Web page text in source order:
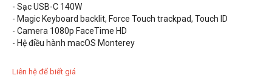
- SạcUSB-C 140W
- Magic Keyboard backlit, Force Touch trackpad, Touch ID
- Camera 1080p FaceTime HD
- Hệ điều hành macOS Monterey
Liên hệ để biết giá